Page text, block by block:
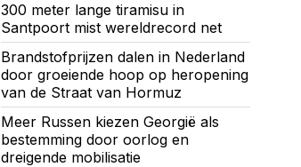
300 meter lange tiramisu in
Santpoort mist wereldrecord net
Brandstofprijzen dalen in Nederland
door groeiende hoop op heropening
van de Straat van Hormuz
Meer Russen kiezen Georgië als
bestemming door oorlog en
dreigende mobilisatie